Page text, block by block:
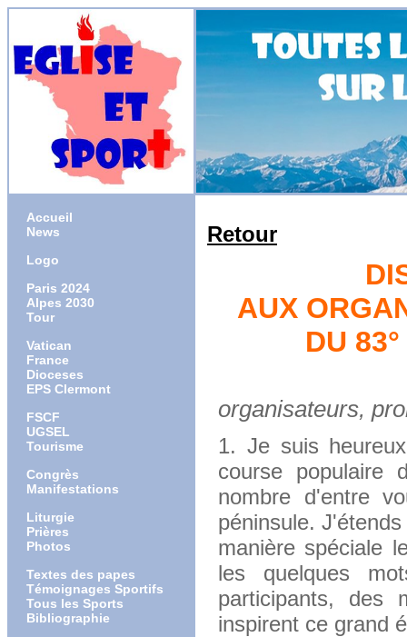
Accueil
News
Logo
Paris 2024
Alpes 2030
Tour
Vatican
France
Dioceses
EPS Clermont
FSCF
UGSEL
Tourisme
Congrès
Manifestations
Liturgie
Prières
Photos
Textes des papes
Témoignages Sportifs
Tous les Sports
Bibliographie
Retour
AUX
DU
organisateurs,
1. Je suis
course populaire
nombre d'entre
péninsule.
manière spéciale
les quelques
participants, des
inspirent ce grand